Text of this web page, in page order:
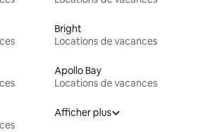
Bright
Locations de vacances
Apollo Bay
Locations de vacances
Afficher plus